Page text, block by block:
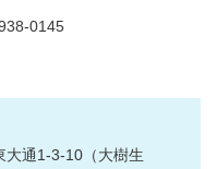
0145
大通1-3-10（大樹生